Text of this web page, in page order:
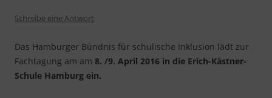
Schreibe eine Antwort
Das Hamburger Bündnis für schulische Inklusion lädt zur
Fachtagung am am 8. /9. April 2016 in die Erich-Kästner-
Schule Hamburg ein.